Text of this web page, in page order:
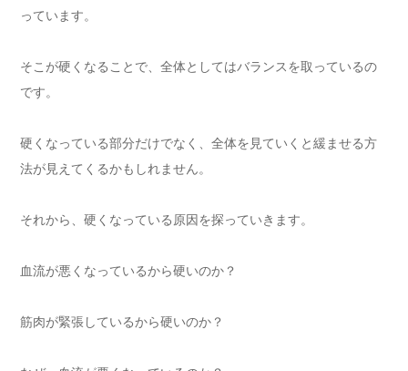
っています。
そこが硬くなることで、全体としてはバランスを取っているの
です。
硬くなっている部分だけでなく、全体を見ていくと緩ませる方
法が見えてくるかもしれません。
それから、硬くなっている原因を探っていきます。
血流が悪くなっているから硬いのか？
筋肉が緊張しているから硬いのか？